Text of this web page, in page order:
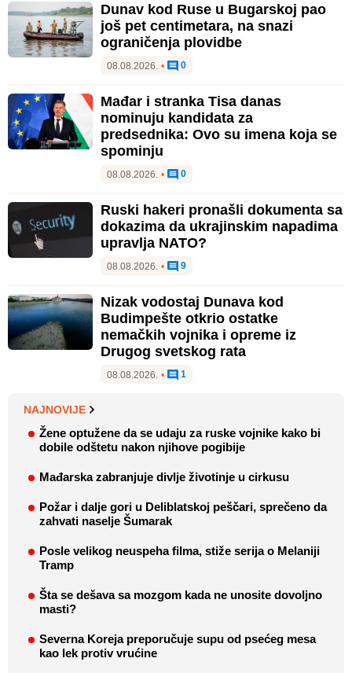
Dunav kod Ruse u Bugarskoj pao
još pet centimetara, na snazi
ograničenja plovidbe
08.08.2026. • 0
Mađar i stranka Tisa danas
nominuju kandidata za
predsednika: Ovo su imena koja se
spominju
08.08.2026. • 0
Ruski hakeri pronašli dokumenta sa
dokazima da ukrajinskim napadima
upravlja NATO?
08.08.2026. • 9
Nizak vodostaj Dunava kod
Budimpešte otkrio ostatke
nemačkih vojnika i opreme iz
Drugog svetskog rata
08.08.2026. • 1
NAJNOVIJE
Žene optužene da se udaju za ruske vojnike kako bi
dobile odštetu nakon njihove pogibije
Mađarska zabranjuje divlje životinje u cirkusu
Požar i dalje gori u Deliblatskoj peščari, sprečeno da
zahvati naselje Šumarak
Posle velikog neuspeha filma, stiže serija o Melaniji
Tramp
Šta se dešava sa mozgom kada ne unosite dovoljno
masti?
Severna Koreja preporučuje supu od psećeg mesa
kao lek protiv vrućine